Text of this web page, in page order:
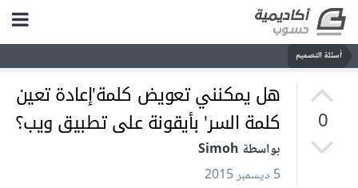
أسئلة التصميم
0
هل يمكنني تعويض كلمة'إعادة تعين
كلمة السر' بأيقونة على تطبيق ويب؟
بواسطة Simoh
5 ديسمبر 2015